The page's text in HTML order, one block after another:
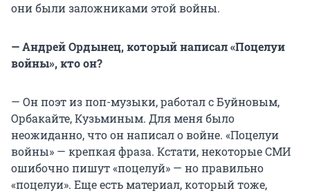
они были заложниками этой войны.
— Андрей Ордынец, который написал «Поцелуи
войны», кто он?
— Он поэт из поп-музыки, работал с Буйновым,
Орбакайте, Кузьминым. Для меня было
неожиданно, что он написал о войне. «Поцелуи
войны» — крепкая фраза. Кстати, некоторые СМИ
ошибочно пишут «поцелуй» — но правильно
«поцелуи». Еще есть материал, который тоже,